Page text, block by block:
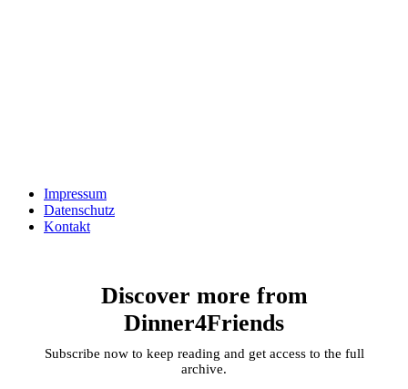
Impressum
Datenschutz
Kontakt
Discover more from
Dinner4Friends
Subscribe now to keep reading and get access to the full
archive.